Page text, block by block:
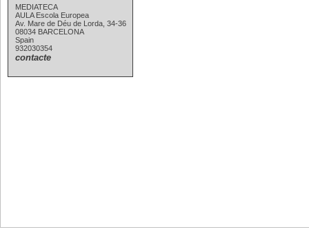
MEDIATECA
AULA Escola Europea
Av. Mare de Déu de Lorda, 34-36
08034 BARCELONA
Spain
932030354
contacte